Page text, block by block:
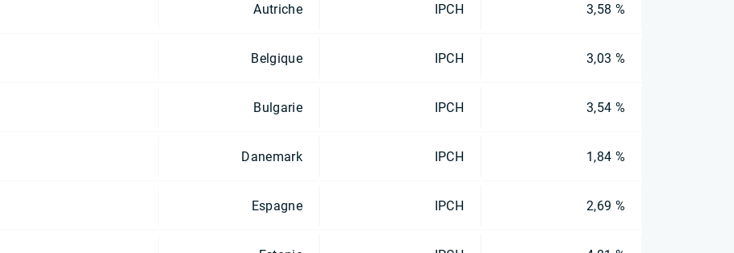
Autriche IPCH 3,58 %
Belgique IPCH 3,03 %
Bulgarie IPCH 3,54 %
Danemark IPCH 1,84 %
Espagne IPCH 2,69 %